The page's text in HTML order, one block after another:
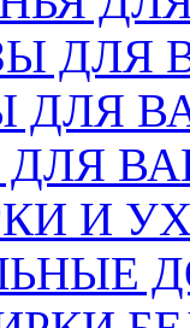
ДЛЯ
ДЛЯ
И